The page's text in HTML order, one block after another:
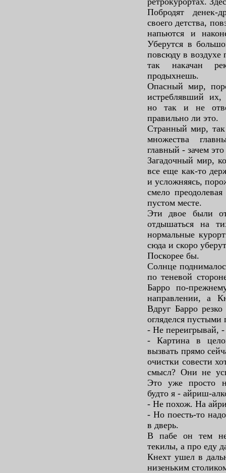
Побродят денек-
своего детства,
напьются и
Уберутся в
повсюду в воздухе
так накачан
продыхнешь.
Опасный мир,
истреблявший
но так и не
правильно ли это.
Странный мир,
множества
главный - зачем это
Загадочный мир,
все еще как-то
и усложняясь,
смело
пустом месте.
Эти двое были
отдышаться на
нормальные
сюда и скоро
Поскорее бы.
Солнце
по теневой
Барро по-
направлении, а
Вдруг Барро
огляделся пустыми
- Не переигрывай,
- Картина в
вызвать прямо
очистки совести
смысл? Они не
Это уже просто
будто я - айриш-
- Не похож. На
- Но поесть-то
в дверь.
В пабе он тем не
текилы, а про еду
Кнехт ушел в
низеньким